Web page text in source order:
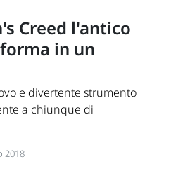
Creed l'antico
in un
e divertente strumento
a chiunque di
2018